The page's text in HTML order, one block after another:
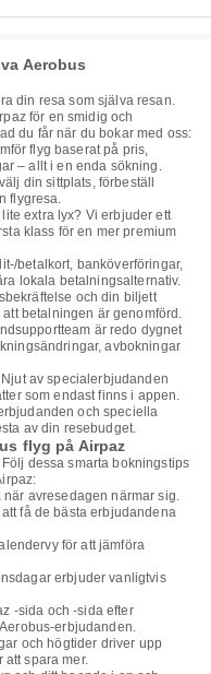
Aerobus
din resa som själva resan.
för en smidig och
du får när du bokar med oss:
flyg baserat på pris,
– allt i en enda sökning.
din sittplats, förbeställ
flygresa.
extra lyx? Vi erbjuder ett
klass för en mer premium
betalkort, banköverföringar,
lokala betalningsalternativ.
och din biljett
betalningen är genomförd.
är redo dygnet
avbokningar
av specialerbjudanden
som endast finns i appen.
och speciella
av din resebudget.
flyg på Airpaz
dessa smarta bokningstips
avresedagen närmar sig.
få de bästa erbjudandena
för att jämföra
erbjuder vanligtvis
-sida och -sida efter
erbjudanden.
och högtider driver upp
spara mer.